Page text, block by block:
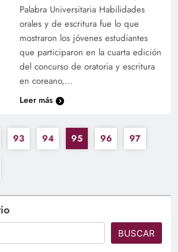
Palabra Universitaria Habilidades
orales y de escritura fue lo que
mostraron los jóvenes estudiantes
que participaron en la cuarta edición
del concurso de oratoria y escritura
en coreano,…
Leer más
93 94 95 96 97
BUSCAR